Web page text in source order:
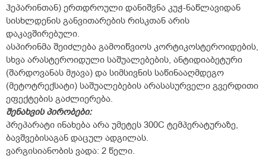
ჰეპარინთან) ერთდროული დანიშვნა კუჭ-ნაწლავიდან
სისხლდენის განვითარების რისკთან არის
დაკავშირებული.
ასპირინმა შეიძლება გამოიწვიოს კორტიკოსტეროიდების,
სხვა არასტეროიდული საშუალებების, ანტიდიაბეტური
(შარდოვანას მჟავა) და სიმსივნის საწინააღმდეგო
(მეტოტრექსატი) საშუალებების არასასურველი გვერდითი
ეფექტების გაძლიერება.
შენახვის პირობები:
პრეპარატი ინახება არა უმეტეს 300C ტემპერატურაზე,
ბავშვებისაგან დაცულ ადგილას.
ვარგისიანობის ვადა: 2 წელი.